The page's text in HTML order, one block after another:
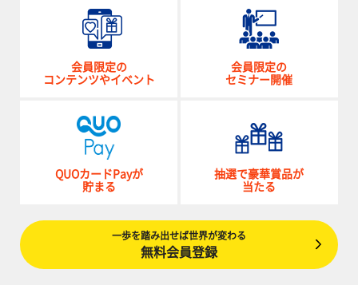
会員限定の
コンテンツやイベント
会員限定の
セミナー開催
QUOカードPayが
貯まる
抽選で豪華賞品が
当たる
一歩を踏み出せば世界が変わる
無料会員登録